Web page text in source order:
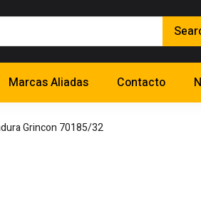
Marcas Aliadas Contacto
Grincon 70185/32